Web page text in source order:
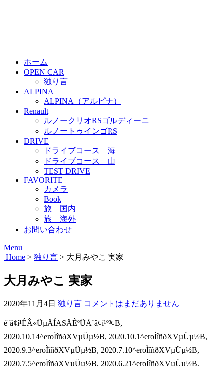
ホーム
OPEN CAR
独り言
ALPINA
ALPINA（アルピナ）
Renault
ルノークリオRSゴルディーニ
ルノートゥインゴRS
DRIVE
ドライブコース 海
ドライブコース 山
TEST DRIVE
FAVORITE
カメラ
Book
旅 国内
旅 海外
お問い合わせ
Menu
Home > 独り言 > 大月みやこ 実家
大月みやこ 実家
2020年11月4日 独り言 コメントはまだありません
é¨â¢í¹ÉÂ«ÜµÄÍASÄÈºÜÅ¨â¢í¹º³¢B,
2020.10.14^eroÌîñðXVµÜµ½B, 2020.10.1^eroÌîñðXVµÜµ½B,
2020.9.3^eroÌîñðXVµÜµ½B, 2020.7.10^eroÌîñðXVµÜµ½B,
2020.7.5^eroÌîñðXVµÜµ½B, 2020.6.21^eroÌîñðXVµÜµ½B,